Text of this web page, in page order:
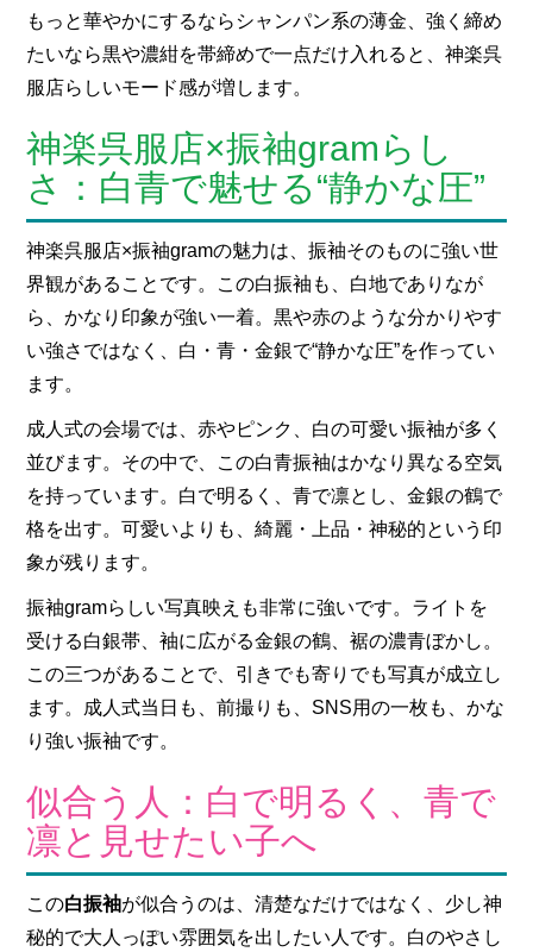
もっと華やかにするならシャンパン系の薄金、強く締め
たいなら黒や濃紺を帯締めで一点だけ入れると、神楽呉
服店らしいモード感が増します。
神楽呉服店×振袖gramらし
さ：白青で魅せる“静かな圧”
神楽呉服店×振袖gramの魅力は、振袖そのものに強い世
界観があることです。この白振袖も、白地でありなが
ら、かなり印象が強い一着。黒や赤のような分かりやす
い強さではなく、白・青・金銀で“静かな圧”を作ってい
ます。
成人式の会場では、赤やピンク、白の可愛い振袖が多く
並びます。その中で、この白青振袖はかなり異なる空気
を持っています。白で明るく、青で凛とし、金銀の鶴で
格を出す。可愛いよりも、綺麗・上品・神秘的という印
象が残ります。
振袖gramらしい写真映えも非常に強いです。ライトを
受ける白銀帯、袖に広がる金銀の鶴、裾の濃青ぼかし。
この三つがあることで、引きでも寄りでも写真が成立し
ます。成人式当日も、前撮りも、SNS用の一枚も、かな
り強い振袖です。
似合う人：白で明るく、青で
凛と見せたい子へ
この白振袖が似合うのは、清楚なだけではなく、少し神
秘的で大人っぽい雰囲気を出したい人です。白のやさし